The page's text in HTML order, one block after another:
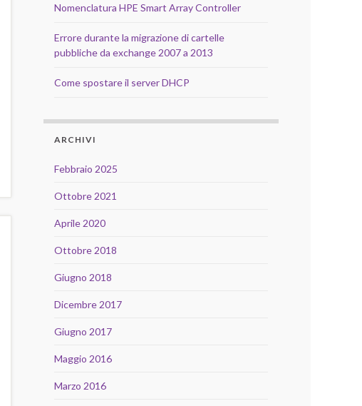
Nomenclatura HPE Smart Array Controller
Errore durante la migrazione di cartelle
pubbliche da exchange 2007 a 2013
Come spostare il server DHCP
ARCHIVI
Febbraio 2025
Ottobre 2021
Aprile 2020
Ottobre 2018
Giugno 2018
Dicembre 2017
Giugno 2017
Maggio 2016
Marzo 2016